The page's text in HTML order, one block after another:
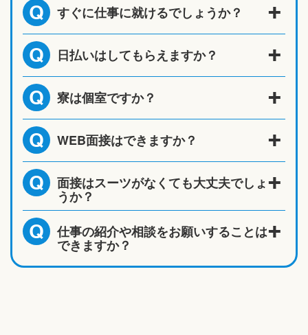
Q すぐに仕事に就けるでしょうか？
Q 日払いはしてもらえますか？
Q 寮は個室ですか？
Q WEB面接はできますか？
Q 面接はスーツがなくても大丈夫でしょ
うか？
Q 仕事の紹介や相談をお願いすることは
できますか？